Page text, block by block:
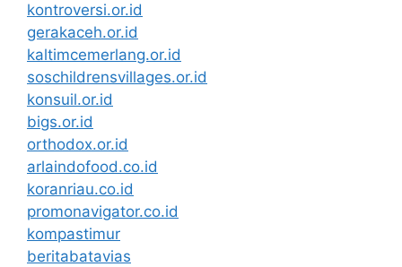
kontroversi.or.id
gerakaceh.or.id
kaltimcemerlang.or.id
soschildrensvillages.or.id
konsuil.or.id
bigs.or.id
orthodox.or.id
arlaindofood.co.id
koranriau.co.id
promonavigator.co.id
kompastimur
beritabatavias